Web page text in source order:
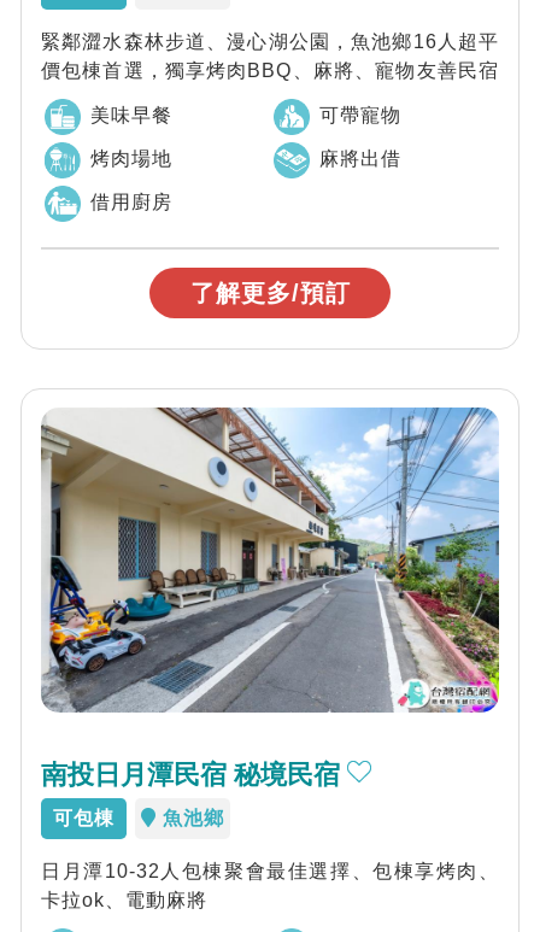
緊鄰澀水森林步道、漫心湖公園，魚池鄉16人超平
價包棟首選，獨享烤肉BBQ、麻將、寵物友善民宿
美味早餐 可帶寵物
烤肉場地 麻將出借
借用廚房
了解更多/預訂
南投日月潭民宿 秘境民宿
可包棟 魚池鄉
日月潭10-32人包棟聚會最佳選擇、包棟享烤肉、
卡拉ok、電動麻將